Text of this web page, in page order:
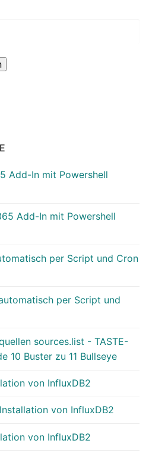
Add-In mit Powershell
Add-In mit Powershell
per Script und Cron
per Script und
sources.list - TASTE-
10 Buster zu 11 Bullseye
von InfluxDB2
von InfluxDB2
von InfluxDB2